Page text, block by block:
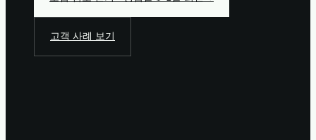
고객 사례 보기